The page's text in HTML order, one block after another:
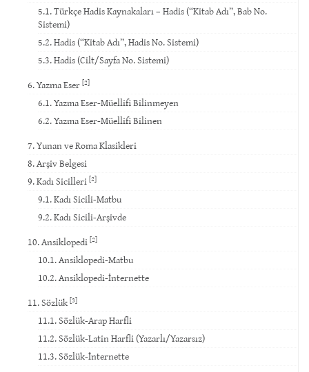
5.1. Türkçe Hadis Kaynakaları – Hadis (“Kitab Adı”, Bab No.
Sistemi)
5.2. Hadis (“Kitab Adı”, Hadis No. Sistemi)
5.3. Hadis (Cilt/Sayfa No. Sistemi)
6. Yazma Eser [2]
6.1. Yazma Eser-Müellifi Bilinmeyen
6.2. Yazma Eser-Müellifi Bilinen
7. Yunan ve Roma Klasikleri
8. Arşiv Belgesi
9. Kadı Sicilleri [2]
9.1. Kadı Sicili-Matbu
9.2. Kadı Sicili-Arşivde
10. Ansiklopedi [2]
10.1. Ansiklopedi-Matbu
10.2. Ansiklopedi-İnternette
11. Sözlük [3]
11.1. Sözlük-Arap Harfli
11.2. Sözlük-Latin Harfli (Yazarlı/Yazarsız)
11.3. Sözlük-İnternette